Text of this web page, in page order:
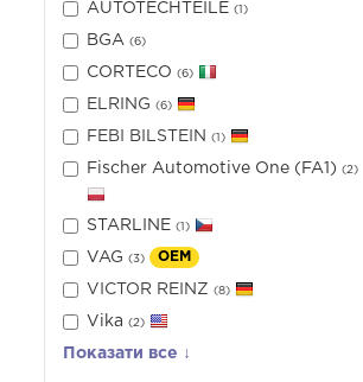
AUTOTECHTEILE (1)
BGA (6)
CORTECO (6)
ELRING (6)
FEBI BILSTEIN (1)
Fischer Automotive One (FA1) (2)
STARLINE (1)
VAG (3) OEM
VICTOR REINZ (8)
Vika (2)
Показати все ↓